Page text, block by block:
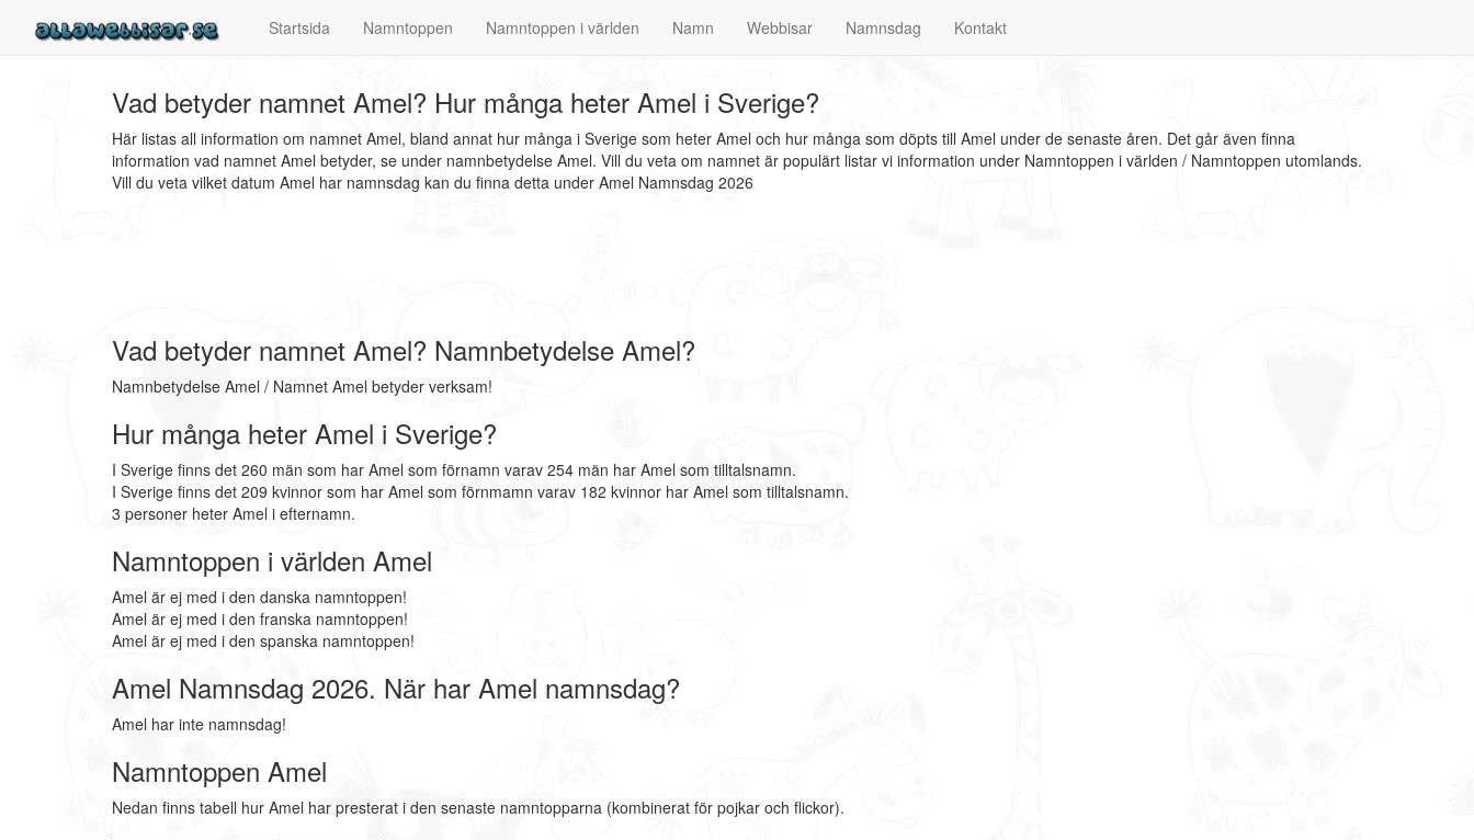
Startsida Namntoppen Namntoppen i världen Namn Webbisar Namnsdag Kontakt
Vad betyder namnet Amel? Hur många heter Amel i Sverige?
Här listas all information om namnet Amel, bland annat hur många i Sverige som heter Amel och hur många som döpts till Amel under de senaste åren. Det går även finna
information vad namnet Amel betyder, se under namnbetydelse Amel. Vill du veta om namnet är populärt listar vi information under Namntoppen i världen / Namntoppen utomlands.
Vill du veta vilket datum Amel har namnsdag kan du finna detta under Amel Namnsdag 2026
Vad betyder namnet Amel? Namnbetydelse Amel?
Namnbetydelse Amel / Namnet Amel betyder verksam!
Hur många heter Amel i Sverige?
I Sverige finns det 260 män som har Amel som förnamn varav 254 män har Amel som tilltalsnamn.
I Sverige finns det 209 kvinnor som har Amel som förnmamn varav 182 kvinnor har Amel som tilltalsnamn.
3 personer heter Amel i efternamn.
Namntoppen i världen Amel
Amel är ej med i den danska namntoppen!
Amel är ej med i den franska namntoppen!
Amel är ej med i den spanska namntoppen!
Amel Namnsdag 2026. När har Amel namnsdag?
Amel har inte namnsdag!
Namntoppen Amel
Nedan finns tabell hur Amel har presterat i den senaste namntopparna (kombinerat för pojkar och flickor).